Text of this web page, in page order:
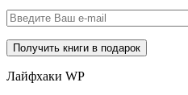
Лайфхаки WP